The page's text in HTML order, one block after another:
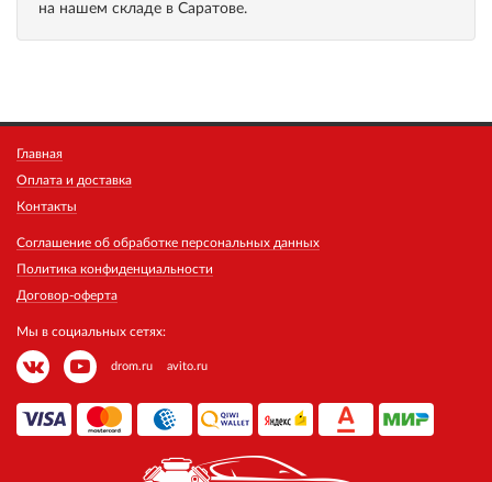
на нашем складе в Саратове.
Главная
Оплата и доставка
Контакты
Соглашение об обработке персональных данных
Политика конфиденциальности
Договор-оферта
Мы в социальных сетях:
drom.ru avito.ru